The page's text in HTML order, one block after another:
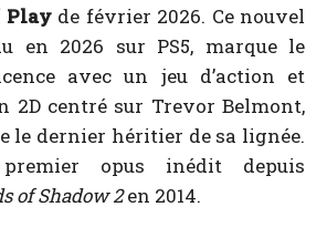
Playde février 2026. Ce nouvel
en 2026 sur PS5, marque le
avec un jeu d’action et
2D centré sur Trevor Belmont,
le dernier héritier de sa lignée.
opus inédit depuis
of Shadow 2en 2014.